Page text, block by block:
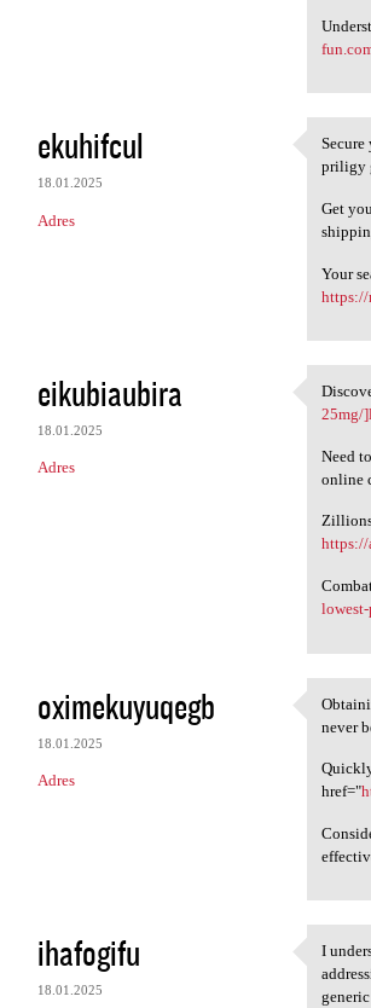
ekuhifcul
18.01.2025
Adres
priligy
Get
Your
https://
eikubiaubira
18.01.2025
Adres
25mg/
Need
online
https://
oximekuyuqegb
18.01.2025
Adres
never
href="
ihafogifu
18.01.2025
I
I